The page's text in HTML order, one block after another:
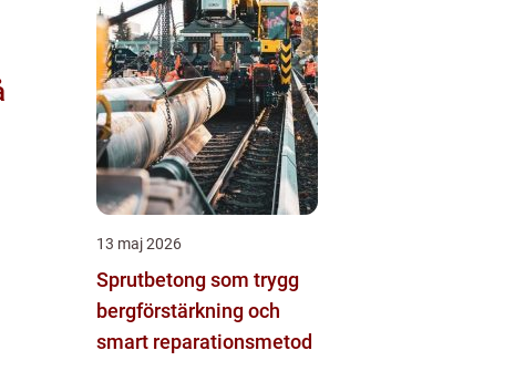
13 maj 2026
Sprutbetong som trygg
bergförstärkning och
smart reparationsmetod